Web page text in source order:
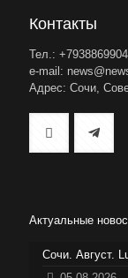
Контакты
Тел.:
e-mail:
Адрес: Сочи,
Актуальные
Сочи. Август.